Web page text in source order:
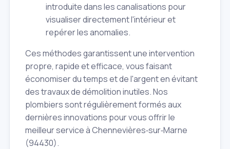
introduite dans les canalisations pour
visualiser directement l'intérieur et
repérer les anomalies.
Ces méthodes garantissent une intervention
propre, rapide et efficace, vous faisant
économiser du temps et de l'argent en évitant
des travaux de démolition inutiles. Nos
plombiers sont régulièrement formés aux
dernières innovations pour vous offrir le
meilleur service à Chennevières‑sur‑Marne
(94430).